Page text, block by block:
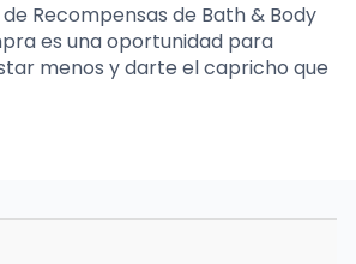
Recompensas de Bath & Body
es una oportunidad para
menos y darte el capricho que